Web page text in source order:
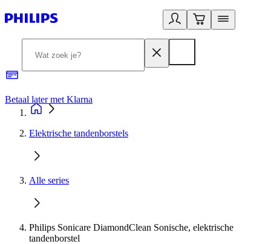
Betaal later met Klarna
Elektrische tandenborstels
Alle series
Philips Sonicare DiamondClean Sonische, elektrische
tandenborstel